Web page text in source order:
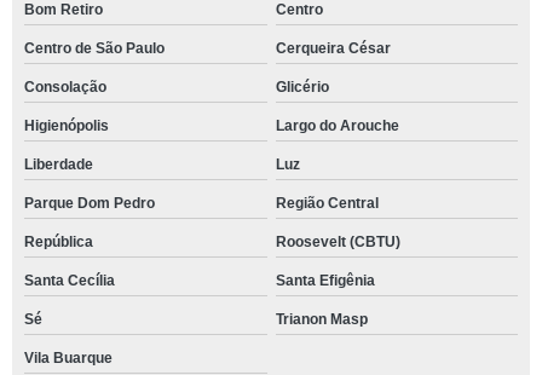
Bom Retiro Centro
Centro de São Paulo Cerqueira César
Consolação Glicério
Higienópolis Largo do Arouche
Liberdade Luz
Parque Dom Pedro Região Central
República Roosevelt (CBTU)
Santa Cecília Santa Efigênia
Sé Trianon Masp
Vila Buarque